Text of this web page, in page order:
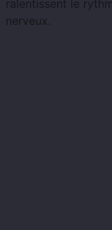
ralentissent le
nerveux.